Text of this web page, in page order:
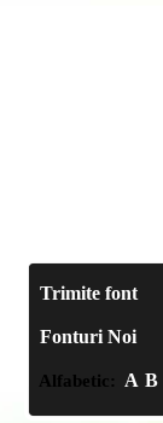
Trimite font
Fonturi Noi
Alfabetic: A B